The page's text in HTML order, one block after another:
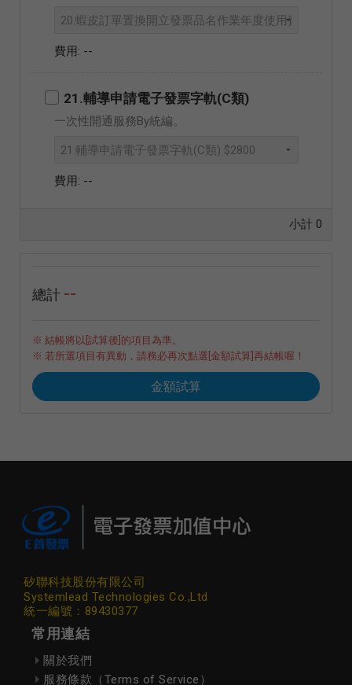
--
21.輔導申請電子發票字軌(C類)
一次性開通服務By統編。
--
小計 0
總計 --
※ 結帳將以[試算後]的項目為準。
※ 若所選項目有異動，請務必再次點選[金額試算]再結帳喔！
金額試算
矽聯科技股份有限公司
Systemlead Technologies Co.,Ltd
統一編號：89430377
常用連結
關於我們
服務條款（Terms of Service）